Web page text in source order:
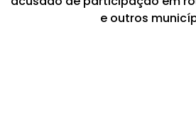
e outros